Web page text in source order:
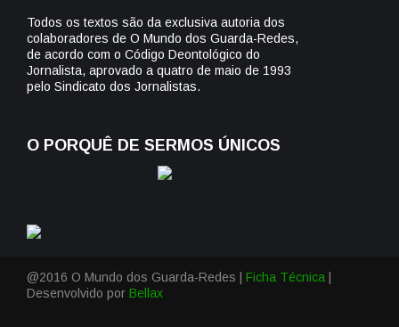
Todos os textos são da exclusiva autoria dos
colaboradores de O Mundo dos Guarda-Redes,
de acordo com o Código Deontológico do
Jornalista, aprovado a quatro de maio de 1993
pelo Sindicato dos Jornalistas.
O PORQUÊ DE SERMOS ÚNICOS
@2016 O Mundo dos Guarda-Redes | Ficha Técnica
Desenvolvido por Bellax